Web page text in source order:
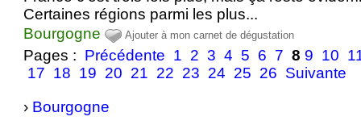
Certaines régions parmi les plus...
Bourgogne
Ajouter à mon carnet de dégustation
Pages : Précédente 1 2 3 4 5 6 7 8 9 10
17 18 19 20 21 22 23 24 25 26 Suivante
› Bourgogne